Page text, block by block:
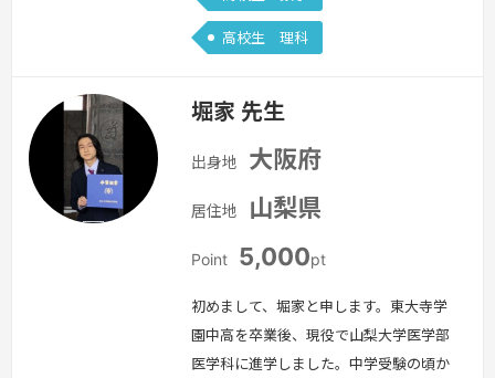
高校生 理科
堀家 先生
出身地 大阪府
居住地 山梨県
Point 5,000pt
初めまして、堀家と申します。東大寺学
園中高を卒業後、現役で山梨大学医学部
医学科に進学しました。中学受験の頃か